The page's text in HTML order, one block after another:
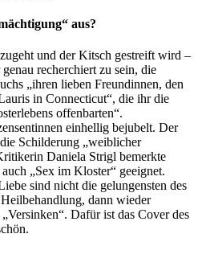
aus?
und der Kitsch gestreift wird –
recherchiert zu sein, die
„ihren lieben Freundinnen, den
in Connecticut“, die ihr die
offenbarten“.
einhellig bejubelt. Der
Schilderung „weiblicher
Daniela Strigl bemerkte
„Sex im Kloster“ geeignet.
sind nicht die gelungensten des
dann wieder
Dafür ist das Cover des